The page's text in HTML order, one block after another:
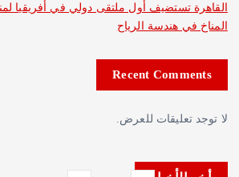
أول ملتقى دولي في أفريقيا لمناقشة
هندسة الرياح
Recent
للعرض.